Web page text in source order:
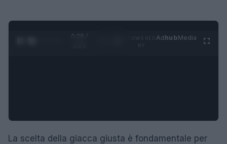
0:28 /
AdhubMedia
La scelta della giacca giusta è fondamentale per